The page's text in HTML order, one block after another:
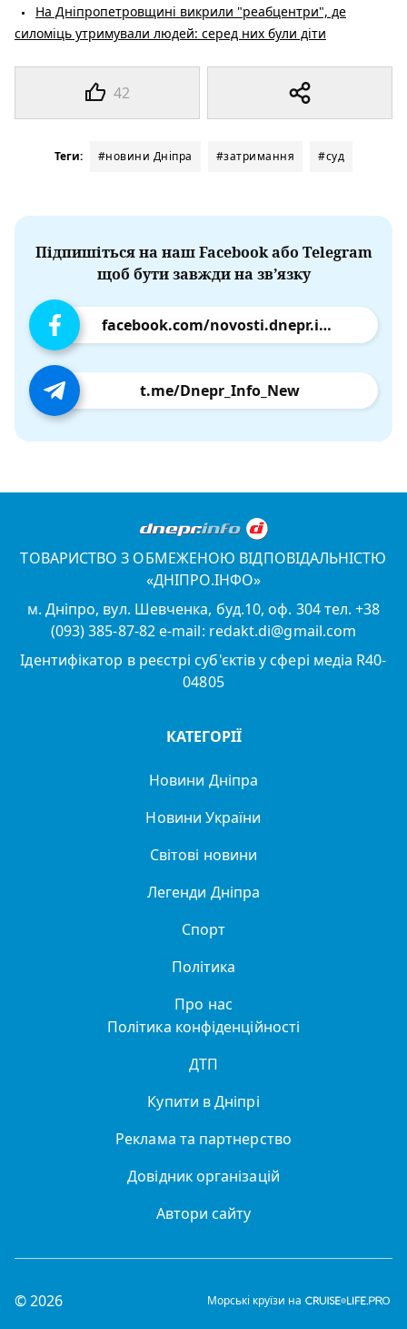
42
На Дніпропетровщині викрили "реабцентри", де
силоміць утримували людей: серед них були діти
Теги: #новини Дніпра #затримання #суд
Підпишіться на наш Facebook або Telegram
щоб бути завжди на зв’язку
facebook.com/novosti.dnepr.info
t.me/Dnepr_Info_New
ТОВАРИСТВО З ОБМЕЖЕНОЮ ВІДПОВІДАЛЬНІСТЮ
«ДНІПРО.ІНФО»
м. Дніпро, вул. Шевченка, буд.10, оф. 304 тел. +38
(093) 385-87-82 e-mail: redakt.di@gmail.com
Ідентифікатор в реєстрі суб'єктів у сфері медіа R40-
04805
КАТЕГОРІЇ
Новини Дніпра
Новини України
Світові новини
Легенди Дніпра
Спорт
Політика
Про нас
Політика конфіденційності
ДТП
Купити в Дніпрі
Реклама та партнерство
Довідник організацій
Автори сайту
© 2026 Морські круїзи на